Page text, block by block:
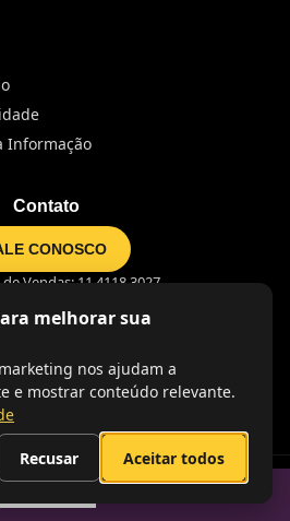
Informação
Contato
CONOSCO
Vendas: 11 4118 3027
Rebouças, 2516,
Edifício HY Pinheiros -
Paulo, CEP: 05402-400
melhorar sua
nos ajudam a
e mostrar conteúdo relevante.
Recusar Aceitar todos